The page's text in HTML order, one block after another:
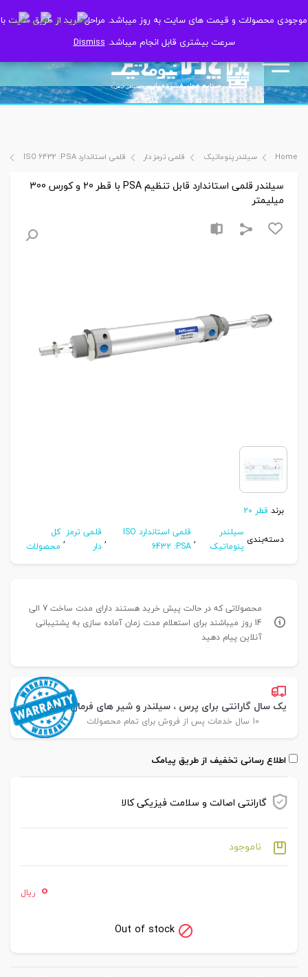
موجودی محصولات و قیمت های سایت به روز میباشد. مراحل خرید از طریق سایت با
سرعت بیشتری قابل انجام میباشد.Dismiss
موجودی محصولات و قیمت های سایت به روز میباشد. مراحل خرید از طریق سایت با
سرعت بیشتری قابل انجام میباشد.Dismiss
Home سیلندر پنوماتیک قلمی ترمز دار قلمی استاندارد ISO 6432 :PSA
سیلندر قلمی استاندارد قابل تنظیم PSA با قطر 20 و کورس 300
میلیمتر
برند قطر 20
دسته‌بندی سیلندر
پنوماتیک
,
قلمی استاندارد ISO
6432 :PSA
, قلمی ترمز
دار
, کل
محصولات
محصولاتی که در حالت پیش خرید هستند دارای مدت ساخت 7 الی
14 روز میباشند برای استعلام مدت زمان آماده سازی به پشتیبانی
آنلاین پیام دهید
یک سال گارانتی برای پرس ، سیلندر و شیر های فرمان پارس
10 سال خدمات پس از فروش برای تمام محصولات
اطلاع رسانی تخفیف از طریق پیامک
گارانتی اصالت و سلامت فیزیکی کالا
ناموجود
0 ریال
Out of stock